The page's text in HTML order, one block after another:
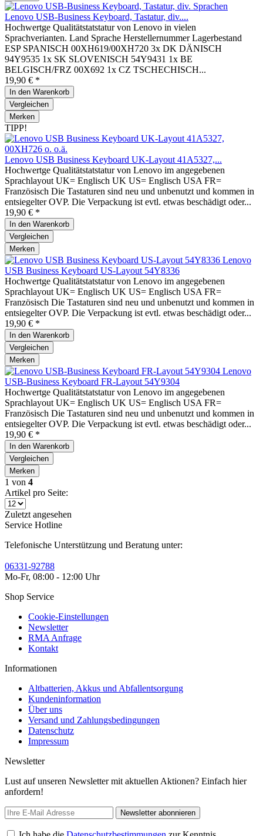
Lenovo USB-Business Keyboard, Tastatur, div....
Hochwertge Qualitätstatstatur von Lenovo in vielen
Sprachverianten. Land Sprache Herstellernummer Lagerbestand
ESP SPANISCH 00XH619/00XH720 3x DK DÄNISCH
94Y9535 1x SK SLOVENISCH 54Y9431 1x BE
BELGISCH/FRZ 00X692 1x CZ TSCHECHISCH...
19,90 € *
In den Warenkorb
Vergleichen
Merken
TIPP!
Lenovo USB Business Keyboard UK-Layout 41A5327,...
Hochwertge Qualitätstatstatur von Lenovo im angegebenen
Sprachlayout UK= Englisch UK US= Englisch USA FR=
Französisch Die Tastaturen sind neu und unbenutzt und kommen in
entsiegelter OVP. Die Verpackung ist evtl. etwas beschädigt oder...
19,90 € *
In den Warenkorb
Vergleichen
Merken
Lenovo
USB Business Keyboard US-Layout 54Y8336
Hochwertge Qualitätstatstatur von Lenovo im angegebenen
Sprachlayout UK= Englisch UK US= Englisch USA FR=
Französisch Die Tastaturen sind neu und unbenutzt und kommen in
entsiegelter OVP. Die Verpackung ist evtl. etwas beschädigt oder...
19,90 € *
In den Warenkorb
Vergleichen
Merken
Lenovo
USB-Business Keyboard FR-Layout 54Y9304
Hochwertge Qualitätstatstatur von Lenovo im angegebenen
Sprachlayout UK= Englisch UK US= Englisch USA FR=
Französisch Die Tastaturen sind neu und unbenutzt und kommen in
entsiegelter OVP. Die Verpackung ist evtl. etwas beschädigt oder...
19,90 € *
In den Warenkorb
Vergleichen
Merken
1 von 4
Artikel pro Seite:
Zuletzt angesehen
Service Hotline
Telefonische Unterstützung und Beratung unter:
06331-92788
Mo-Fr, 08:00 - 12:00 Uhr
Shop Service
Cookie-Einstellungen
Newsletter
RMA Anfrage
Kontakt
Informationen
Altbatterien, Akkus und Abfallentsorgung
Kundeninformation
Über uns
Versand und Zahlungsbedingungen
Datenschutz
Impressum
Newsletter
Lust auf unseren Newsletter mit aktuellen Aktionen? Einfach hier
anfordern!
Newsletter abonnieren